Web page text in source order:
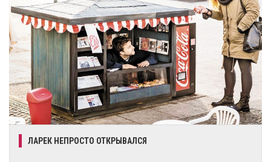
ЛАРЕК НЕПРОСТО ОТКРЫВАЛСЯ